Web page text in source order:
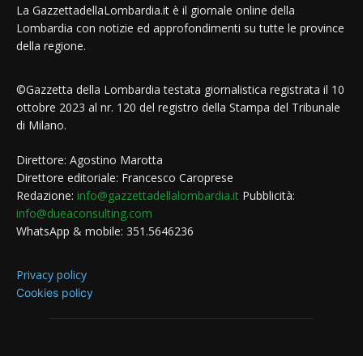
La GazzettadellaLombardia.it è il giornale online della
Lombardia con notizie ed approfondimenti su tutte le province
della regione.
©Gazzetta della Lombardia testata giornalistica registrata il 10
ottobre 2023 al nr. 120 del registro della Stampa del Tribunale
di Milano.
Direttore: Agostino Marotta
Direttore editoriale: Francesco Caroprese
Redazione: info@gazzettadellalombardia.it Pubblicità:
info@dueaconsulting.com
WhatsApp & mobile: 351.5646236
Privacy policy
Cookies policy